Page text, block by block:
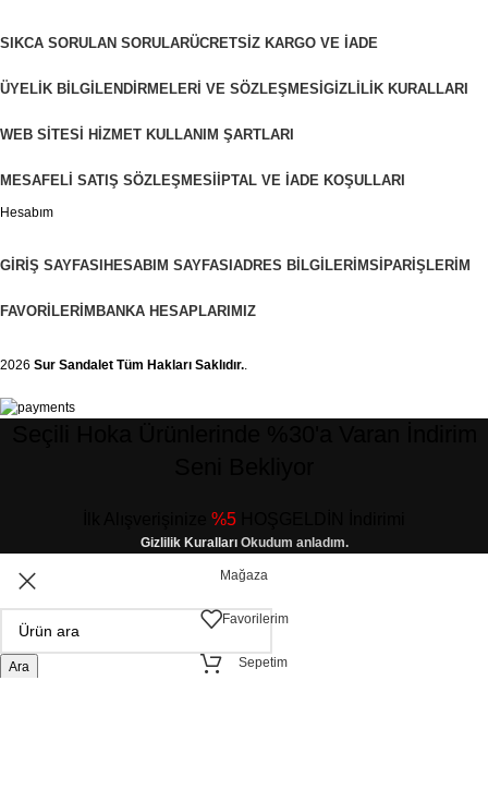
SIKCA SORULAN SORULARÜCRETSIZ KARGO VE İADE
ÜYELIK BILGILENDIRMELERI VE SÖZLEŞMESIGIZLILIK KURALLARI
WEB SITESI HIZMET KULLANIM ŞARTLARI
MESAFELI SATIŞ SÖZLEŞMESIİPTAL VE İADE KOŞULLARI
Hesabım
GIRIŞ SAYFASIHESABIM SAYFASIADRES BILGILERIMSIPARIŞLERIM
FAVORILERIMBANKA HESAPLARIMIZ
2026 Sur Sandalet Tüm Hakları Saklıdır.
%5
Gizlilik KurallarıOkudum anladım.
Ara
Mağaza
Favorilerim
Sepetim